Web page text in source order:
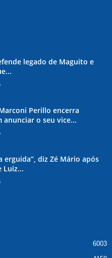
legado de Maguito e
Perillo encerra
anunciar o seu vice...
erguida”, diz Zé Mário após
Luiz...
6003